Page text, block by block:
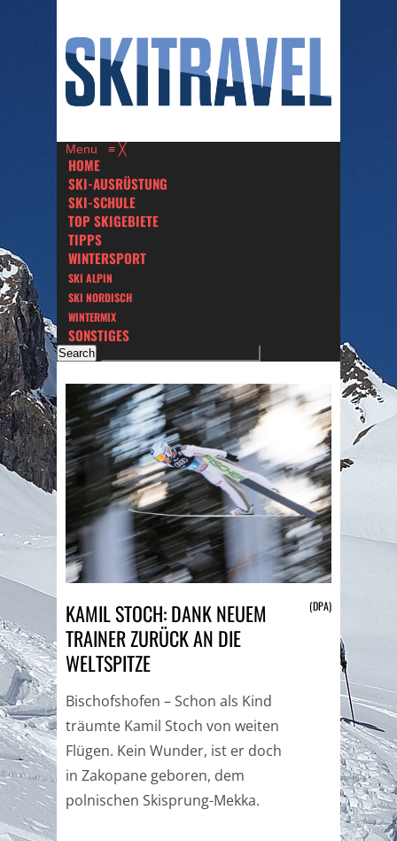
Menu ≡ ╳
HOME
SKI-AUSRÜSTUNG
SKI-SCHULE
TOP SKIGEBIETE
TIPPS
WINTERSPORT
SKI ALPIN
SKI NORDISCH
WINTERMIX
SONSTIGES
KAMIL STOCH: DANK NEUEM
TRAINER ZURÜCK AN DIE
WELTSPITZE
(DPA)
Bischofshofen – Schon als Kind
träumte Kamil Stoch von weiten
Flügen. Kein Wunder, ist er doch
in Zakopane geboren, dem
polnischen Skisprung-Mekka.